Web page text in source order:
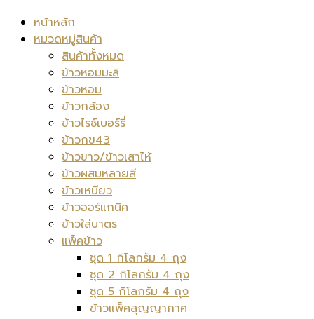
หน้าหลัก
หมวดหมู่สินค้า
สินค้าทั้งหมด
ข้าวหอมมะลิ
ข้าวหอม
ข้าวกล้อง
ข้าวไรซ์เบอร์รี่
ข้าวกข43
ข้าวขาว/ข้าวเสาไห้
ข้าวผสมหลายสี
ข้าวเหนียว
ข้าวออร์แกนิค
ข้าวใส่บาตร
แพ็คข้าว
ชุด 1 กิโลกรัม 4 ถุง
ชุด 2 กิโลกรัม 4 ถุง
ชุด 5 กิโลกรัม 4 ถุง
ข้าวแพ็คสุญญากาศ